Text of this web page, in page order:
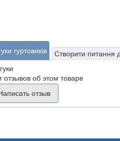
гуртовиків
Створити питання
отзывов об этом товаре
отзыв